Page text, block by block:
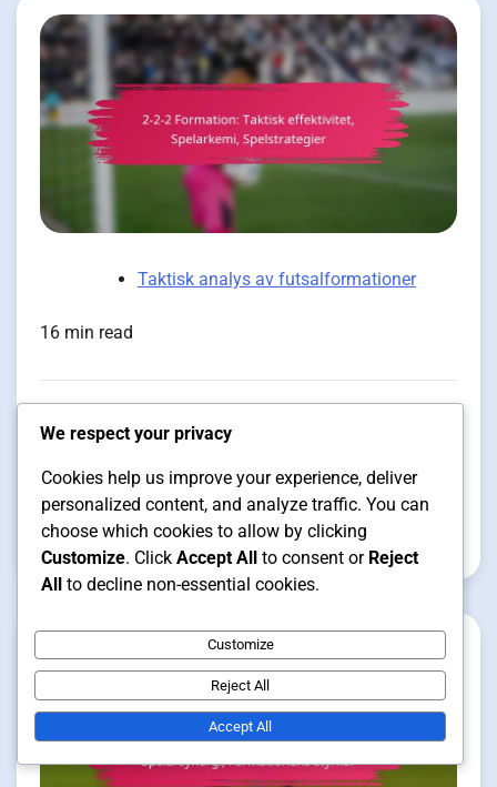
Taktisk analys av futsalformationer
16 min read
2-2-2 Formation: Taktisk
effektivitet, Spelarkemi,
Spelstrategier
Clara Vance
We respect your privacy
Cookies help us improve your experience, deliver
personalized content, and analyze traffic. You can
choose which cookies to allow by clicking
Customize. Click Accept All to consent or Reject
All to decline non-essential cookies.
Customize
Reject All
Accept All